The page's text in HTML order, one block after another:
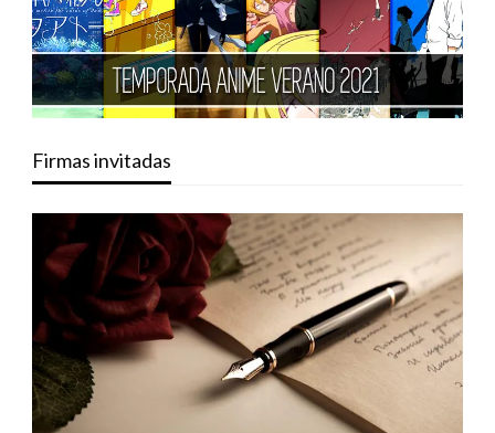
Firmas invitadas